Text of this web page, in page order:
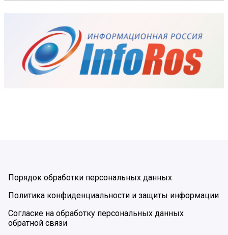
Порядок обработки персональных данных
Политика конфиденциальности и защиты информации
Согласие на обработку персональных данных
обратной связи